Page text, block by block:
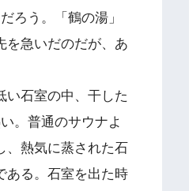
ろう。「鶴の湯」
を急いだのだが、あ
石室の中、干した
。普通のサウナよ
、熱気に蒸された石
ある。石室を出た時